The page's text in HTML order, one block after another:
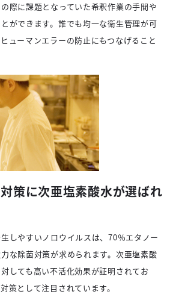
際に課題となっていた希釈作業の手間や
ができます。誰でも均一な衛生管理が可
ューマンエラーの防止にもつなげること
策に次亜塩素酸水が選ばれ
しやすいノロウイルスは、70％エタノー
な除菌対策が求められます。次亜塩素酸
しても高い不活化効果が証明されてお
策として注目されています。